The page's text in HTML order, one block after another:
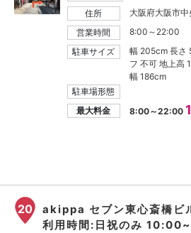
住所
大阪府大阪市
営業時間
8:00～22:00
駐車サイズ
幅 205cm 長さ
フ 不可 地上高
幅 186cm
駐車場形態
最大料金
8:00～22:00
20
akippa セブン東心斎橋ビ
利用時間:日祝のみ